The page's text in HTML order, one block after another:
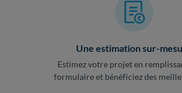
Une estimation sur-
Estimez votre projet en
formulaire et bénéficiez des